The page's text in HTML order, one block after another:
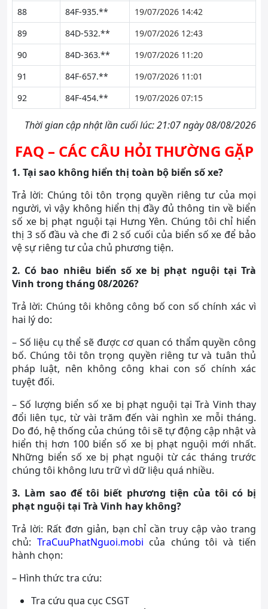
88
84F-935.**
19/07/2026 14:42
89
84D-532.**
19/07/2026 12:43
90
84D-363.**
19/07/2026 11:20
91
84F-657.**
19/07/2026 11:01
92
84F-454.** 19/07/2026 07:15
Thời gian cập nhật lần cuối lúc: 21:07 ngày 08/08/2026
FAQ – CÁC CÂU HỎI THƯỜNG GẶP
1. Tại sao không hiển thị toàn bộ biển số xe?
Trả lời: Chúng tôi tôn trọng quyền riêng tư của mọi
người, vì vậy không hiển thị đầy đủ thông tin về biển
số xe bị phạt nguội tại Hưng Yên. Chúng tôi chỉ hiển
thị 3 số đầu và che đi 2 số cuối của biển số xe để bảo
vệ sự riêng tư của chủ phương tiện.
2. Có bao nhiêu biển số xe bị phạt nguội tại Trà
Vinh trong tháng 08/2026?
Trả lời: Chúng tôi không công bố con số chính xác vì
hai lý do:
– Số liệu cụ thể sẽ được cơ quan có thẩm quyền công
bố. Chúng tôi tôn trọng quyền riêng tư và tuân thủ
pháp luật, nên không công khai con số chính xác
tuyệt đối.
– Số lượng biển số xe bị phạt nguội tại Trà Vinh thay
đổi liên tục, từ vài trăm đến vài nghìn xe mỗi tháng.
Do đó, hệ thống của chúng tôi sẽ tự động cập nhật và
hiển thị hơn 100 biển số xe bị phạt nguội mới nhất.
Những biển số xe bị phạt nguội từ các tháng trước
chúng tôi không lưu trữ vì dữ liệu quá nhiều.
3. Làm sao để tôi biết phương tiện của tôi có bị
phạt nguội tại Trà Vinh hay không?
Trả lời: Rất đơn giản, bạn chỉ cần truy cập vào trang
chủ: TraCuuPhatNguoi.mobi của chúng tôi và tiến
hành chọn:
– Hình thức tra cứu:
Tra cứu qua cục CSGT